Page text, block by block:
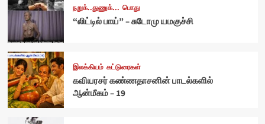
நறுக்..துணுக்... பொது
“லிட்டில் பாய்” – சுடோமு யமகுச்சி
இலக்கியம் கட்டுரைகள்
கவியரசர் கண்ணதாசனின் பாடல்களில்
ஆன்மீகம் – 19